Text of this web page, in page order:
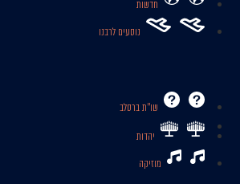
חדשות
נוסעים לרבנו
שו’’ת ברסלב
יהדות
מוזיקה